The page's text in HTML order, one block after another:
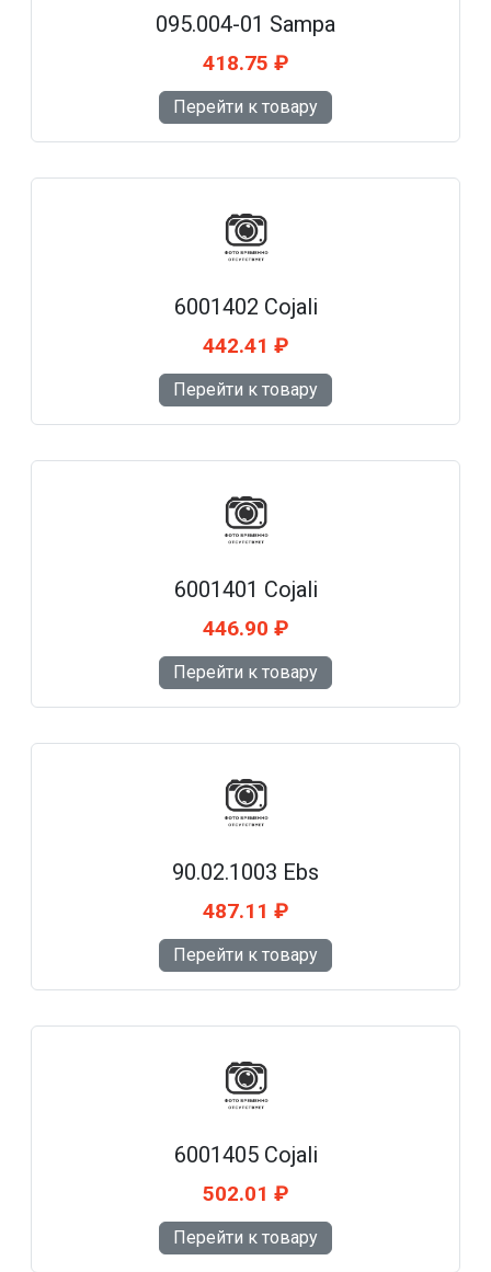
095.004-01 Sampa
418.75 ₽
Перейти к товару
6001402 Cojali
442.41 ₽
Перейти к товару
6001401 Cojali
446.90 ₽
Перейти к товару
90.02.1003 Ebs
487.11 ₽
Перейти к товару
6001405 Cojali
502.01 ₽
Перейти к товару